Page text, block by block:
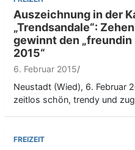
Auszeichnung in der
„Trendsandale“:
gewinnt den
2015“
6. Februar 2015
Neustadt (Wied), 6. Februar
zeitlos schön, trendy und
FREIZEIT